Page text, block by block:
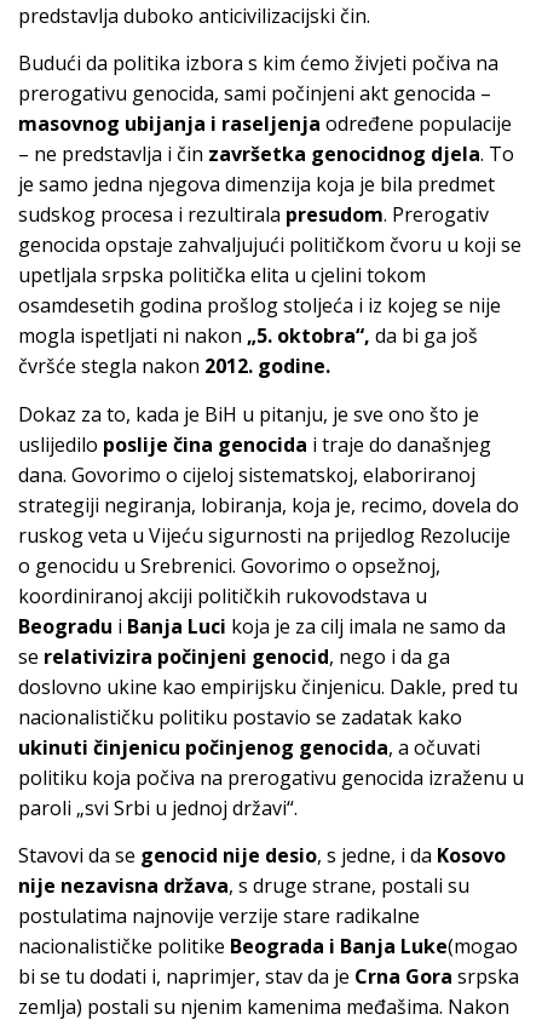
predstavlja duboko anticivilizacijski čin.
Budući da politika izbora s kim ćemo živjeti počiva na
prerogativu genocida, sami počinjeni akt genocida –
masovnog ubijanja i raseljenja određene populacije
– ne predstavlja i čin završetka genocidnog djela. To
je samo jedna njegova dimenzija koja je bila predmet
sudskog procesa i rezultirala presudom. Prerogativ
genocida opstaje zahvaljujući političkom čvoru u koji se
upetljala srpska politička elita u cjelini tokom
osamdesetih godina prošlog stoljeća i iz kojeg se nije
mogla ispetljati ni nakon „5. oktobra“, da bi ga još
čvršće stegla nakon 2012. godine.
Dokaz za to, kada je BiH u pitanju, je sve ono što je
uslijedilo poslije čina genocida i traje do današnjeg
dana. Govorimo o cijeloj sistematskoj, elaboriranoj
strategiji negiranja, lobiranja, koja je, recimo, dovela do
ruskog veta u Vijeću sigurnosti na prijedlog Rezolucije
o genocidu u Srebrenici. Govorimo o opsežnoj,
koordiniranoj akciji političkih rukovodstava u
Beogradu i Banja Luci koja je za cilj imala ne samo da
se relativizira počinjeni genocid, nego i da ga
doslovno ukine kao empirijsku činjenicu. Dakle, pred tu
nacionalističku politiku postavio se zadatak kako
ukinuti činjenicu počinjenog genocida, a očuvati
politiku koja počiva na prerogativu genocida izraženu u
paroli „svi Srbi u jednoj državi“.
Stavovi da se genocid nije desio, s jedne, i da Kosovo
nije nezavisna država, s druge strane, postali su
postulatima najnovije verzije stare radikalne
nacionalističke politike Beograda i Banja Luke(mogao
bi se tu dodati i, naprimjer, stav da je Crna Gora srpska
zemlja) postali su njenim kamenima međašima. Nakon